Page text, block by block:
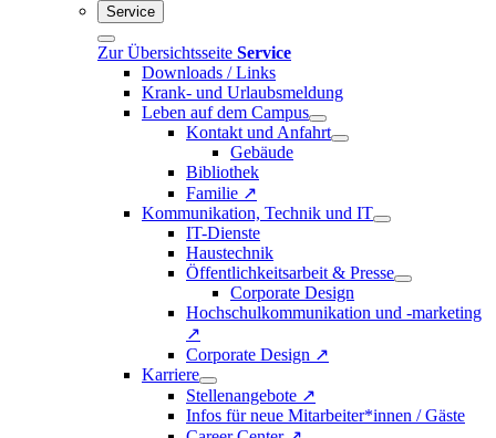
Service
Zur Übersichtsseite Service
Downloads / Links
Krank- und Urlaubsmeldung
Leben auf dem Campus
Kontakt und Anfahrt
Gebäude
Bibliothek
Familie ↗
Kommunikation, Technik und IT
IT-Dienste
Haustechnik
Öffentlichkeitsarbeit & Presse
Corporate Design
Hochschulkommunikation und -marketing
↗
Corporate Design ↗
Karriere
Stellenangebote ↗
Infos für neue Mitarbeiter*innen / Gäste